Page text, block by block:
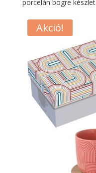
porcelán bögre készlet
Akció!